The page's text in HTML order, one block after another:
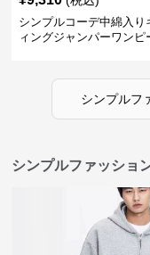
シンプルコーデ中綿入り
ィングジャンパーワンピ
シンプルフ
シンプルファッショ